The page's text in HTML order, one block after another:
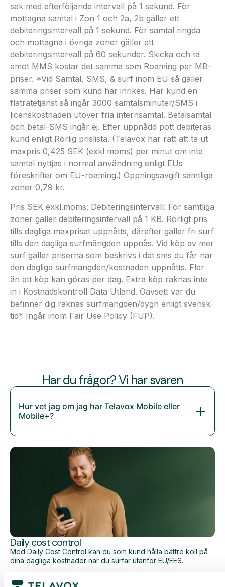
sek med efterföljande intervall på 1 sekund. För
mottagna samtal i Zon 1 och 2a, 2b gäller ett
debiteringsintervall på 1 sekund. För samtal ringda
och mottagna i övriga zoner gäller ett
debiteringsintervall på 60 sekunder. Skicka och ta
emot MMS kostar det samma som Roaming per MB-
priser. *Vid Samtal, SMS, & surf inom EU så gäller
samma priser som kund har inrikes. Har kund en
flatratetjänst så ingår 3000 samtalsminuter/SMS i
licenskostnaden utöver fria internsamtal. Betalsamtal
och betal-SMS ingår ej. Efter uppnådd pott debiteras
kund enligt Rörlig prislista. (Telavox har rätt att ta ut
maxpris 0,425 SEK (exkl moms) per minut om inte
samtal nyttjas i normal användning enligt EUs
föreskrifter om EU-roaming.) Öppningsavgift samtliga
zoner 0,79 kr.
Pris SEK exkl.moms. Debiteringsintervall: För samtliga
zoner gäller debiteringsintervall på 1 KB. Rörligt pris
tills dagliga maxpriset uppnåtts, därefter gäller fri surf
tills den dagliga surfmängden uppnås. Vid köp av mer
surf gäller priserna som beskrivs i det sms du får när
den dagliga surfmängden/kostnaden uppnåtts. Fler
än ett köp kan göras per dag. Extra köp räknas inte
in i Kostnadskontroll Data Utland. Oavsett var du
befinner dig räknas surfmängden/dygn enligt svensk
tid* Ingår inom Fair Use Policy (FUP).
Har du frågor? Vi har svaren
Hur vet jag om jag har Telavox Mobile eller
Mobile+?
Daily cost control
Med Daily Cost Control kan du som kund hålla bättre koll på
dina dagliga kostnader när du surfar utanför EU/EES.